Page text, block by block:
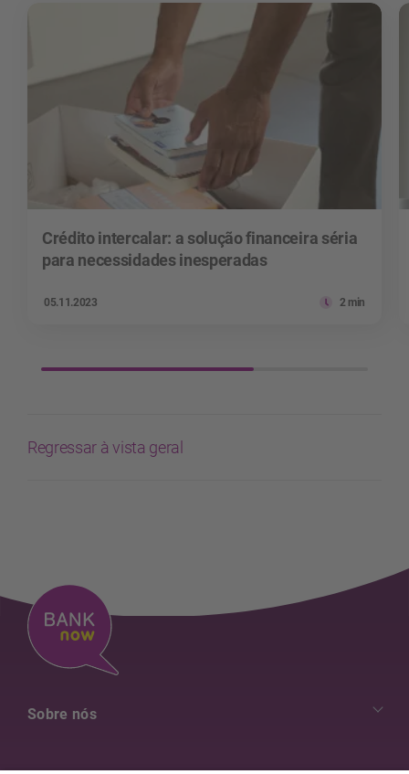
Crédito intercalar: a solução financeira séria
para necessidades inesperadas
05.11.2023 2 min
Regressar à vista geral
Sobre nós